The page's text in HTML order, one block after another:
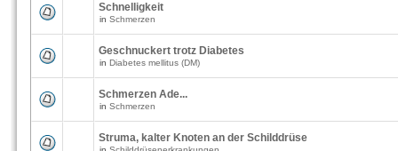
Schnelligkeit
in Schmerzen
Geschnuckert trotz Diabetes
in Diabetes mellitus (DM)
Schmerzen Ade...
in Schmerzen
Struma, kalter Knoten an der Schilddrüse